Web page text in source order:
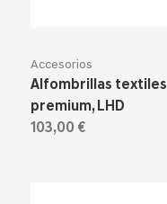
Accesorios
Alfombrillas textiles
premium, LHD
103,00 €